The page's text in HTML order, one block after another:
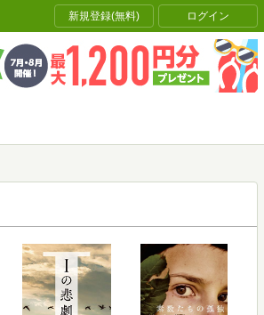
新規登録(無料) ログイン